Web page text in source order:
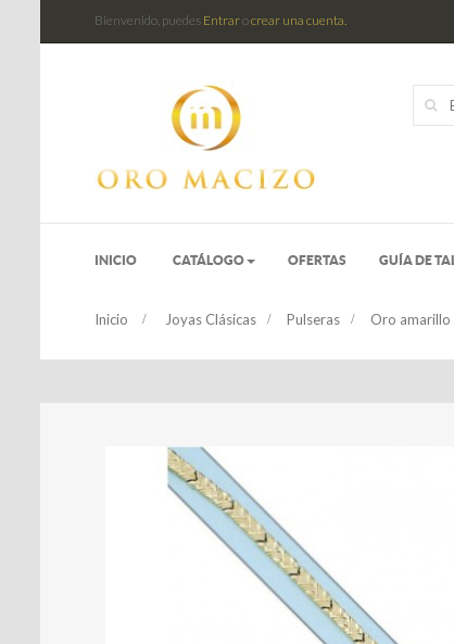
Bienvenido, puedes Entrarocrear una cuenta.
INICIO CATÁLOGO OFERTAS GUÍA DE
Inicio > Joyas Clásicas > Pulseras > Oro amarillo